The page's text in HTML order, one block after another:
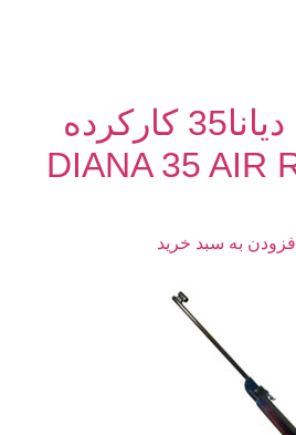
تفنگ بادی دیانا35 کارکرده
افزودن به سبد خرید